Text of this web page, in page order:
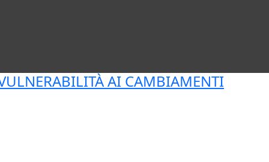
AI CAMBIAMENTI